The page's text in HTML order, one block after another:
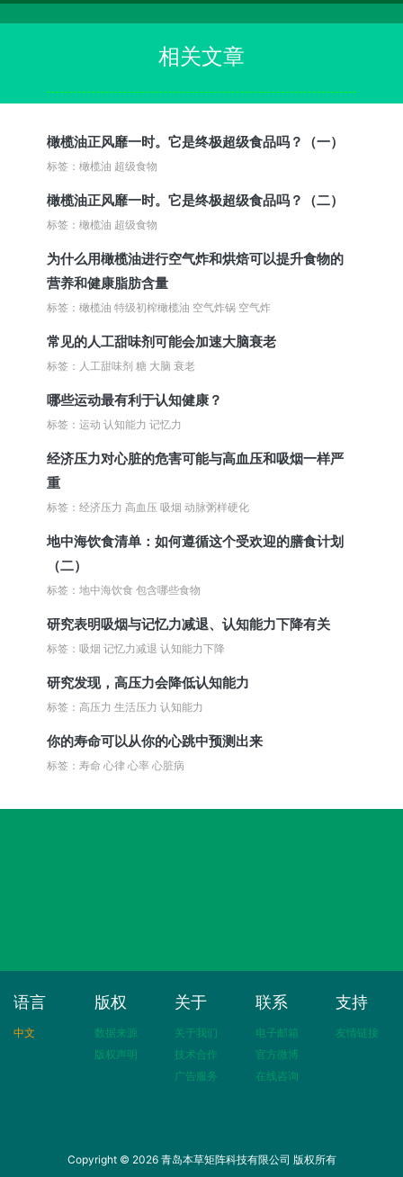
相关文章
橄榄油正风靡一时。它是终极超级食品吗？（一）
标签：橄榄油 超级食物
橄榄油正风靡一时。它是终极超级食品吗？（二）
标签：橄榄油 超级食物
为什么用橄榄油进行空气炸和烘焙可以提升食物的
营养和健康脂肪含量
标签：橄榄油 特级初榨橄榄油 空气炸锅 空气炸
常见的人工甜味剂可能会加速大脑衰老
标签：人工甜味剂 糖 大脑 衰老
哪些运动最有利于认知健康？
标签：运动 认知能力 记忆力
经济压力对心脏的危害可能与高血压和吸烟一样严
重
标签：经济压力 高血压 吸烟 动脉粥样硬化
地中海饮食清单：如何遵循这个受欢迎的膳食计划
（二）
标签：地中海饮食 包含哪些食物
研究表明吸烟与记忆力减退、认知能力下降有关
标签：吸烟 记忆力减退 认知能力下降
研究发现，高压力会降低认知能力
标签：高压力 生活压力 认知能力
你的寿命可以从你的心跳中预测出来
标签：寿命 心律 心率 心脏病
语言
中文
版权
数据来源
版权声明
关于
关于我们
技术合作
广告服务
联系
电子邮箱
官方微博
在线咨询
支持
友情链接
Copyright © 2026 青岛本草矩阵科技有限公司 版权所有